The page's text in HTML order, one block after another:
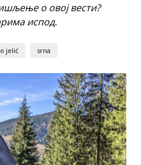
о овој вести?
испод.
jelić srna